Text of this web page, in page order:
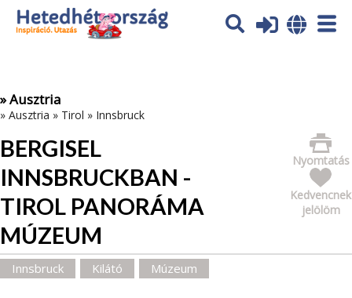
Az oldal sütiket (cookies) használ. További tájékoztatás itt:
Adatvédelmi tájékoztató
» Ausztria
» Ausztria » Tirol » Innsbruck
BERGISEL
INNSBRUCKBAN -
TIROL PANORÁMA
MÚZEUM
Nyomtatás
Kedvencnek
jelölöm
Innsbruck Kilátó Múzeum